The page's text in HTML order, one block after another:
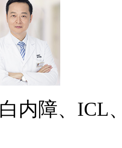
白内障、ICL